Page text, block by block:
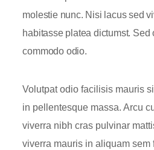
molestie nunc. Nisi lacus sed
habitasse platea dictumst. Sed
commodo odio.
Volutpat odio facilisis mauris
in pellentesque massa. Arcu
viverra nibh cras pulvinar
viverra mauris in aliquam sem